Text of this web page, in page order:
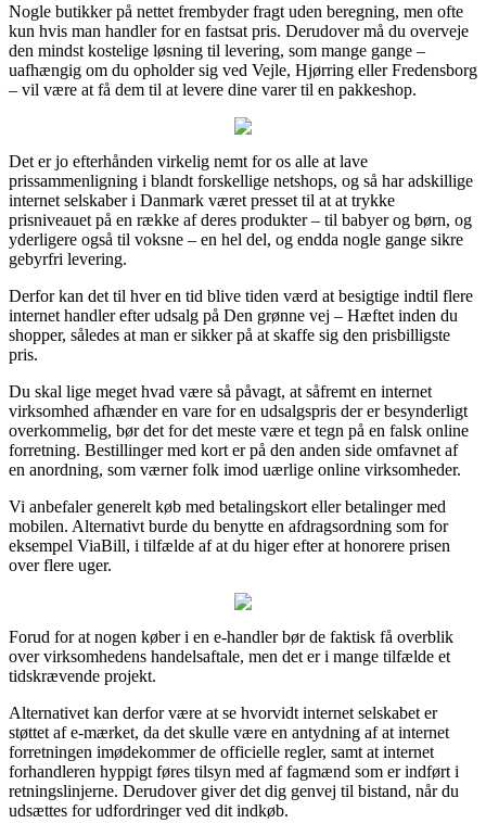
Nogle butikker på nettet frembyder fragt uden beregning, men ofte
kun hvis man handler for en fastsat pris. Derudover må du overveje
den mindst kostelige løsning til levering, som mange gange –
uafhængig om du opholder sig ved Vejle, Hjørring eller Fredensborg
– vil være at få dem til at levere dine varer til en pakkeshop.
Det er jo efterhånden virkelig nemt for os alle at lave
prissammenligning i blandt forskellige netshops, og så har adskillige
internet selskaber i Danmark været presset til at at trykke
prisniveauet på en række af deres produkter – til babyer og børn, og
yderligere også til voksne – en hel del, og endda nogle gange sikre
gebyrfri levering.
Derfor kan det til hver en tid blive tiden værd at besigtige indtil flere
internet handler efter udsalg på Den grønne vej – Hæftet inden du
shopper, således at man er sikker på at skaffe sig den prisbilligste
pris.
Du skal lige meget hvad være så påvagt, at såfremt en internet
virksomhed afhænder en vare for en udsalgspris der er besynderligt
overkommelig, bør det for det meste være et tegn på en falsk online
forretning. Bestillinger med kort er på den anden side omfavnet af
en anordning, som værner folk imod uærlige online virksomheder.
Vi anbefaler generelt køb med betalingskort eller betalinger med
mobilen. Alternativt burde du benytte en afdragsordning som for
eksempel ViaBill, i tilfælde af at du higer efter at honorere prisen
over flere uger.
Forud for at nogen køber i en e-handler bør de faktisk få overblik
over virksomhedens handelsaftale, men det er i mange tilfælde et
tidskrævende projekt.
Alternativet kan derfor være at se hvorvidt internet selskabet er
støttet af e-mærket, da det skulle være en antydning af at internet
forretningen imødekommer de officielle regler, samt at internet
forhandleren hyppigt føres tilsyn med af fagmænd som er indført i
retningslinjerne. Derudover giver det dig genvej til bistand, når du
udsættes for udfordringer ved dit indkøb.